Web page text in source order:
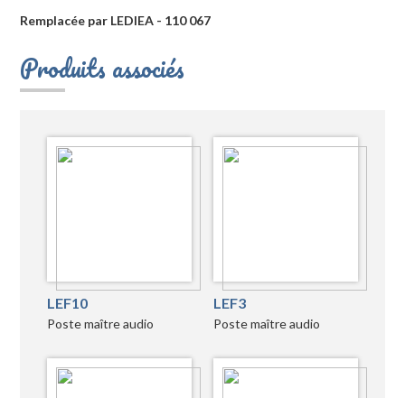
Remplacée par LEDIEA - 110 067
Produits associés
LEF10
Poste maître audio
LEF3
Poste maître audio